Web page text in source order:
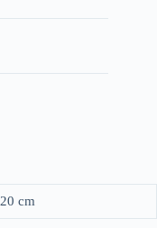
cm